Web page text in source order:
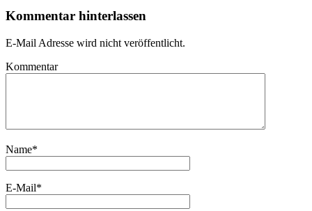
Kommentar hinterlassen
E-Mail Adresse wird nicht veröffentlicht.
Kommentar
Name*
E-Mail*